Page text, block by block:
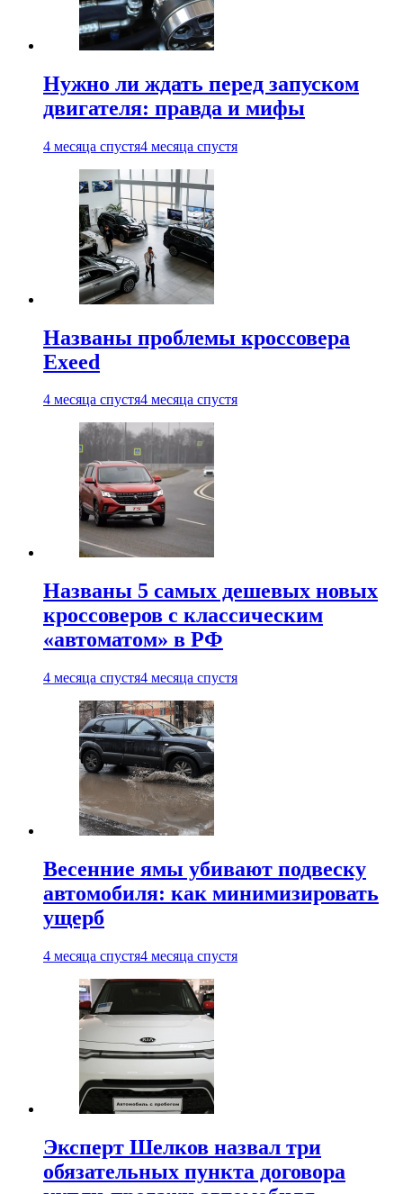
Нужно ли ждать перед запуском
двигателя: правда и мифы
4 месяца спустя4 месяца спустя
Названы проблемы кроссовера
Exeed
4 месяца спустя4 месяца спустя
Названы 5 самых дешевых новых
кроссоверов с классическим
«автоматом» в РФ
4 месяца спустя4 месяца спустя
Весенние ямы убивают подвеску
автомобиля: как минимизировать
ущерб
4 месяца спустя4 месяца спустя
Эксперт Шелков назвал три
обязательных пункта договора